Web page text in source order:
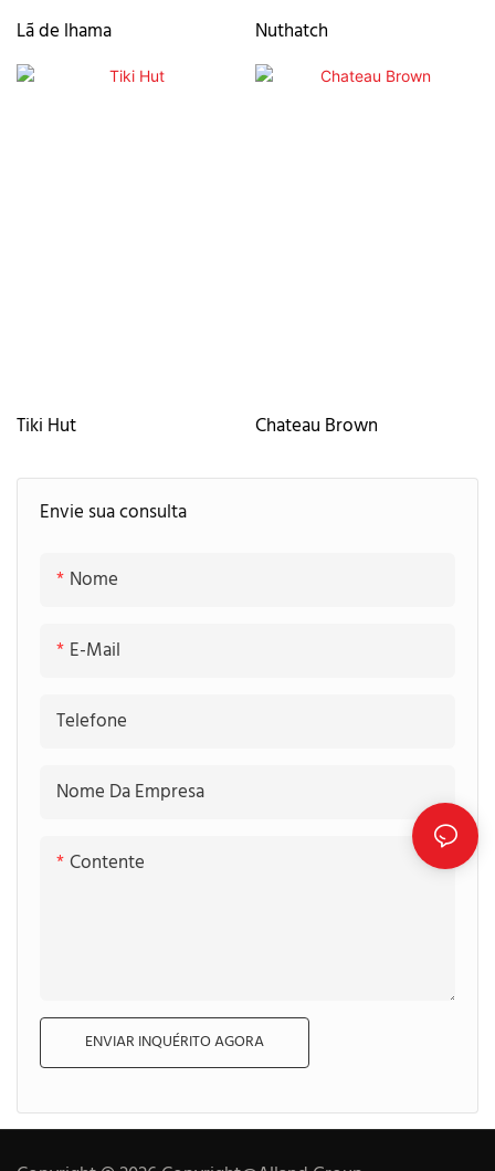
Envie sua consulta
Nome
E-Mail
Telefone
Nome Da Empresa
Contente
ENVIAR INQUÉRITO AGORA
Lã de lhama Nuthatch
Tiki Hut Chateau Brown